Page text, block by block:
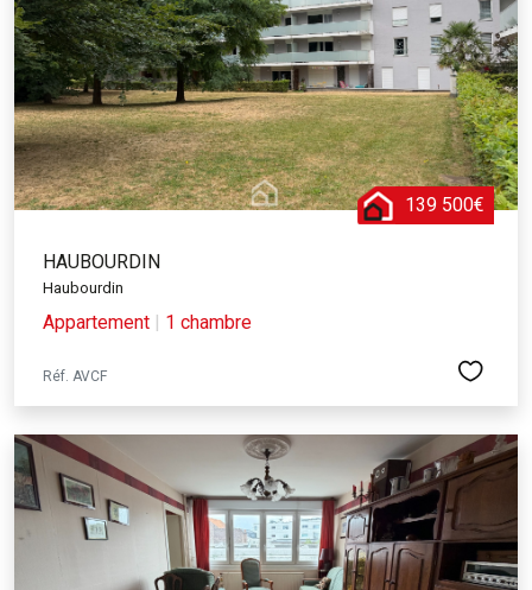
139 500€
HAUBOURDIN
Haubourdin
Appartement | 1 chambre
Réf. AVCF